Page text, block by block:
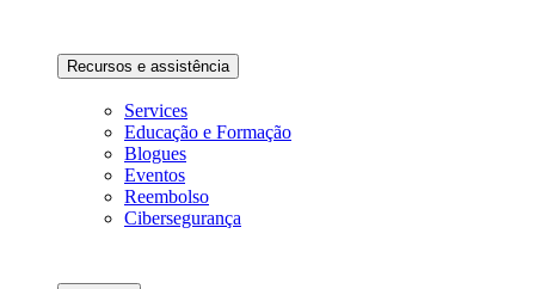
Recursos e assistência
Services
Educação e Formação
Blogues
Eventos
Reembolso
Cibersegurança